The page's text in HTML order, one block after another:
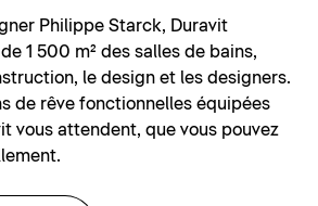
Philippe Starck, Duravit
1 500 m² des salles de bains,
le design et les designers.
de rêve fonctionnelles équipées
vous attendent, que vous pouvez